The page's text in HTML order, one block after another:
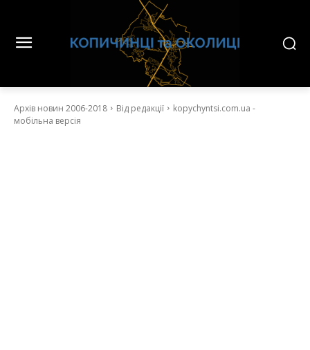
Архів новин 2006-2018 Від редакції
kopychyntsi.com.ua -
мобільна версія